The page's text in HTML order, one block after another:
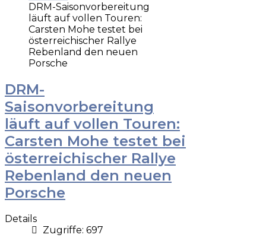
DRM-Saisonvorbereitung
läuft auf vollen Touren:
Carsten Mohe testet bei
österreichischer Rallye
Rebenland den neuen
Porsche
DRM-
Saisonvorbereitung
läuft auf vollen Touren:
Carsten Mohe testet bei
österreichischer Rallye
Rebenland den neuen
Porsche
Details
Zugriffe: 697